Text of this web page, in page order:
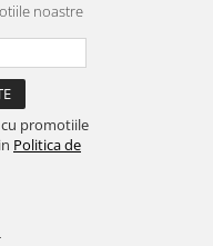
noastre
promotiile
Politica de